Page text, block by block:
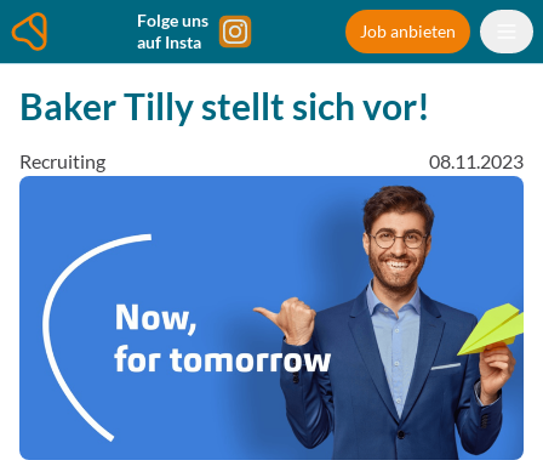
Folge uns
auf Insta
Job anbieten
Baker Tilly stellt sich vor!
Recruiting 08.11.2023